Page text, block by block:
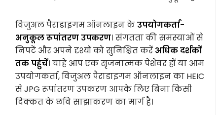
विजुअल पैराडाइगम ऑनलाइन केउपयोगकर्ता-
अनुकूल रूपांतरण उपकरण। संगतता की समस्याओं से
निपटें और अपने दृश्यों को सुनिश्चित करें अधिक दर्शकों
तक पहुंचें। चाहे आप एक सृजनात्मक पेशेवर हों या आम
उपयोगकर्ता, विजुअल पैराडाइगम ऑनलाइन का HEIC
से JPG रूपांतरण उपकरण आपके लिए बिना किसी
दिक्कत के छवि साझाकरण का मार्ग है।